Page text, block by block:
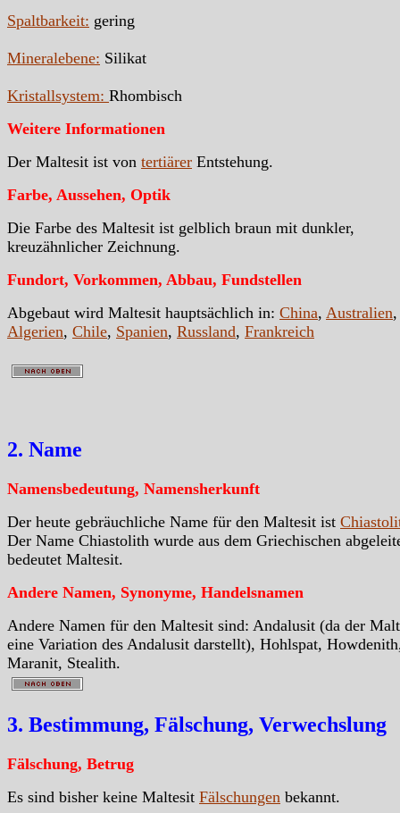
Spaltbarkeit: gering
Mineralebene: Silikat
Kristallsystem: Rhombisch
Weitere Informationen
Der Maltesit ist von tertiärer Entstehung.
Farbe, Aussehen, Optik
Die Farbe des Maltesit ist gelblich braun mit dunkler,
kreuzähnlicher Zeichnung.
Fundort, Vorkommen, Abbau, Fundstellen
Abgebaut wird Maltesit hauptsächlich in: China, Australien,
Algerien, Chile, Spanien, Russland, Frankreich
2. Name
Namensbedeutung, Namensherkunft
Der heute gebräuchliche Name für den Maltesit ist
Der Name Chiastolith wurde aus dem Griechischen
bedeutet Maltesit.
Andere Namen, Synonyme, Handelsnamen
Andere Namen für den Maltesit sind: Andalusit (da der
eine Variation des Andalusit darstellt), Hohlspat,
Maranit, Stealith.
3. Bestimmung, Fälschung, Verwechslung
Fälschung, Betrug
Es sind bisher keine Maltesit Fälschungen bekannt.